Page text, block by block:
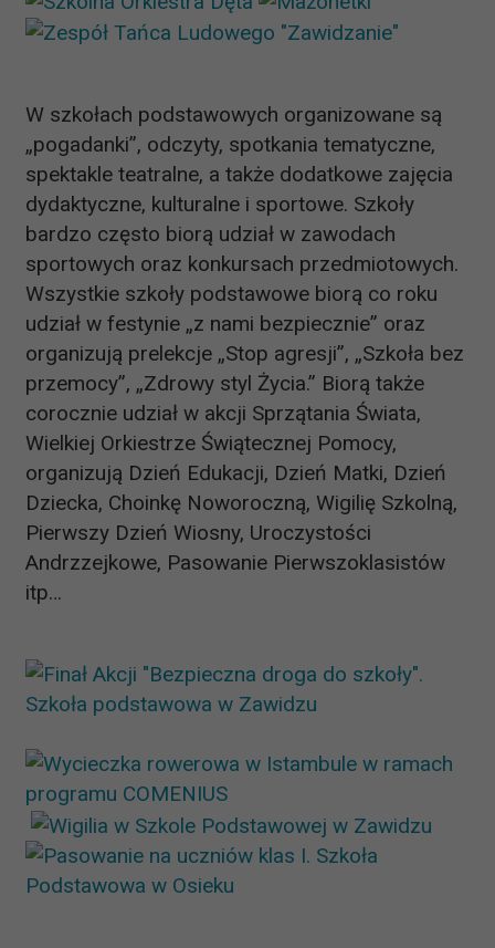
W szkołach podstawowych organizowane są
„pogadanki”, odczyty, spotkania tematyczne,
spektakle teatralne, a także dodatkowe zajęcia
dydaktyczne, kulturalne i sportowe. Szkoły
bardzo często biorą udział w zawodach
sportowych oraz konkursach przedmiotowych.
Wszystkie szkoły podstawowe biorą co roku
udział w festynie „z nami bezpiecznie” oraz
organizują prelekcje „Stop agresji”, „Szkoła bez
przemocy”, „Zdrowy styl Życia.” Biorą także
corocznie udział w akcji Sprzątania Świata,
Wielkiej Orkiestrze Świątecznej Pomocy,
organizują Dzień Edukacji, Dzień Matki, Dzień
Dziecka, Choinkę Noworoczną, Wigilię Szkolną,
Pierwszy Dzień Wiosny, Uroczystości
Andrzzejkowe, Pasowanie Pierwszoklasistów
itp…